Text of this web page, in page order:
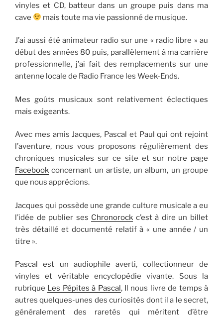
vinyles et CD, batteur dans un groupe puis dans ma
cave
mais toute ma vie passionné de musique.
J’ai aussi été animateur radio sur une « radio libre » au
début des années 80 puis, parallèlement à ma carrière
professionnelle, j’ai fait des remplacements sur une
antenne locale de Radio France les Week-Ends.
Mes goûts musicaux sont relativement éclectiques
mais exigeants.
Avec mes amis Jacques, Pascal et Paul qui ont rejoint
l’aventure, nous vous proposons régulièrement des
chroniques musicales sur ce site et sur notre page
Facebook concernant un artiste, un album, un groupe
que nous apprécions.
Jacques qui possède une grande culture musicale a eu
l’idée de publier ses Chronorock c’est à dire un billet
très détaillé et documenté relatif à « une année / un
titre ».
Pascal est un audiophile averti, collectionneur de
vinyles et véritable encyclopédie vivante. Sous la
rubrique Les Pépites à Pascal , Il nous livre de temps à
autres quelques-unes des curiosités dont il a le secret,
généralement des raretés qui méritent d’être